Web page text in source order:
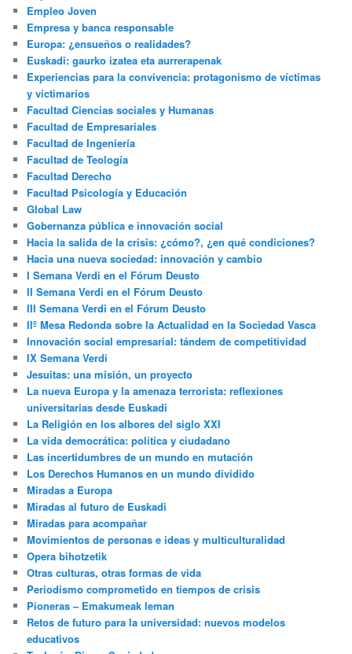
Empleo Joven
Empresa y banca responsable
Europa: ¿ensueños o realidades?
Euskadi: gaurko izatea eta aurrerapenak
Experiencias para la convivencia: protagonismo de víctimas
y victimarios
Facultad Ciencias sociales y Humanas
Facultad de Empresariales
Facultad de Ingeniería
Facultad de Teología
Facultad Derecho
Facultad Psicología y Educación
Global Law
Gobernanza pública e innovación social
Hacia la salida de la crisis: ¿cómo?, ¿en qué condiciones?
Hacia una nueva sociedad: innovación y cambio
I Semana Verdi en el Fórum Deusto
II Semana Verdi en el Fórum Deusto
III Semana Verdi en el Fórum Deusto
IIº Mesa Redonda sobre la Actualidad en la Sociedad Vasca
Innovación social empresarial: tándem de competitividad
IX Semana Verdi
Jesuitas: una misión, un proyecto
La nueva Europa y la amenaza terrorista: reflexiones
universitarias desde Euskadi
La Religión en los albores del siglo XXI
La vida democrática: política y ciudadano
Las incertidumbres de un mundo en mutación
Los Derechos Humanos en un mundo dividido
Miradas a Europa
Miradas al futuro de Euskadi
Miradas para acompañar
Movimientos de personas e ideas y multiculturalidad
Opera bihotzetik
Otras culturas, otras formas de vida
Periodismo comprometido en tiempos de crisis
Pioneras – Emakumeak leman
Retos de futuro para la universidad: nuevos modelos
educativos